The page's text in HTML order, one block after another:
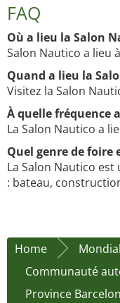
FAQ
Où a lieu la Salon
Salon Nautico a lieu
Quand a lieu la
Visitez la Salon
À quelle fréquence
La Salon Nautico a
Quel genre de foire
La Salon Nautico
: bateau,
Home Mondial
Communauté
Province